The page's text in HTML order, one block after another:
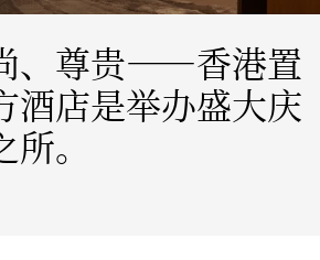
、尊贵——香港置
酒店是举办盛大庆
。